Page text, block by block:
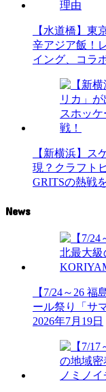
【水道橋】東
辛アジア飯！
イング、コラ
【新横浜】ス
現？クラフト
GRITSの熱戦
News
【7/24～26
ール祭り「サ
2026年7月19日